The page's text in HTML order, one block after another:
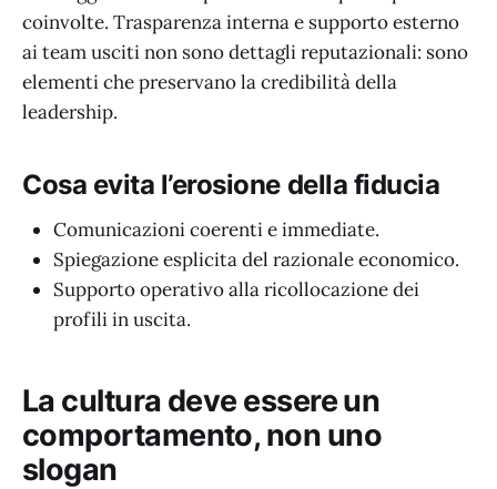
coinvolte. Trasparenza interna e supporto esterno
ai team usciti non sono dettagli reputazionali: sono
elementi che preservano la credibilità della
leadership.
Cosa evita l’erosione della fiducia
Comunicazioni coerenti e immediate.
Spiegazione esplicita del razionale economico.
Supporto operativo alla ricollocazione dei
profili in uscita.
La cultura deve essere un
comportamento, non uno
slogan